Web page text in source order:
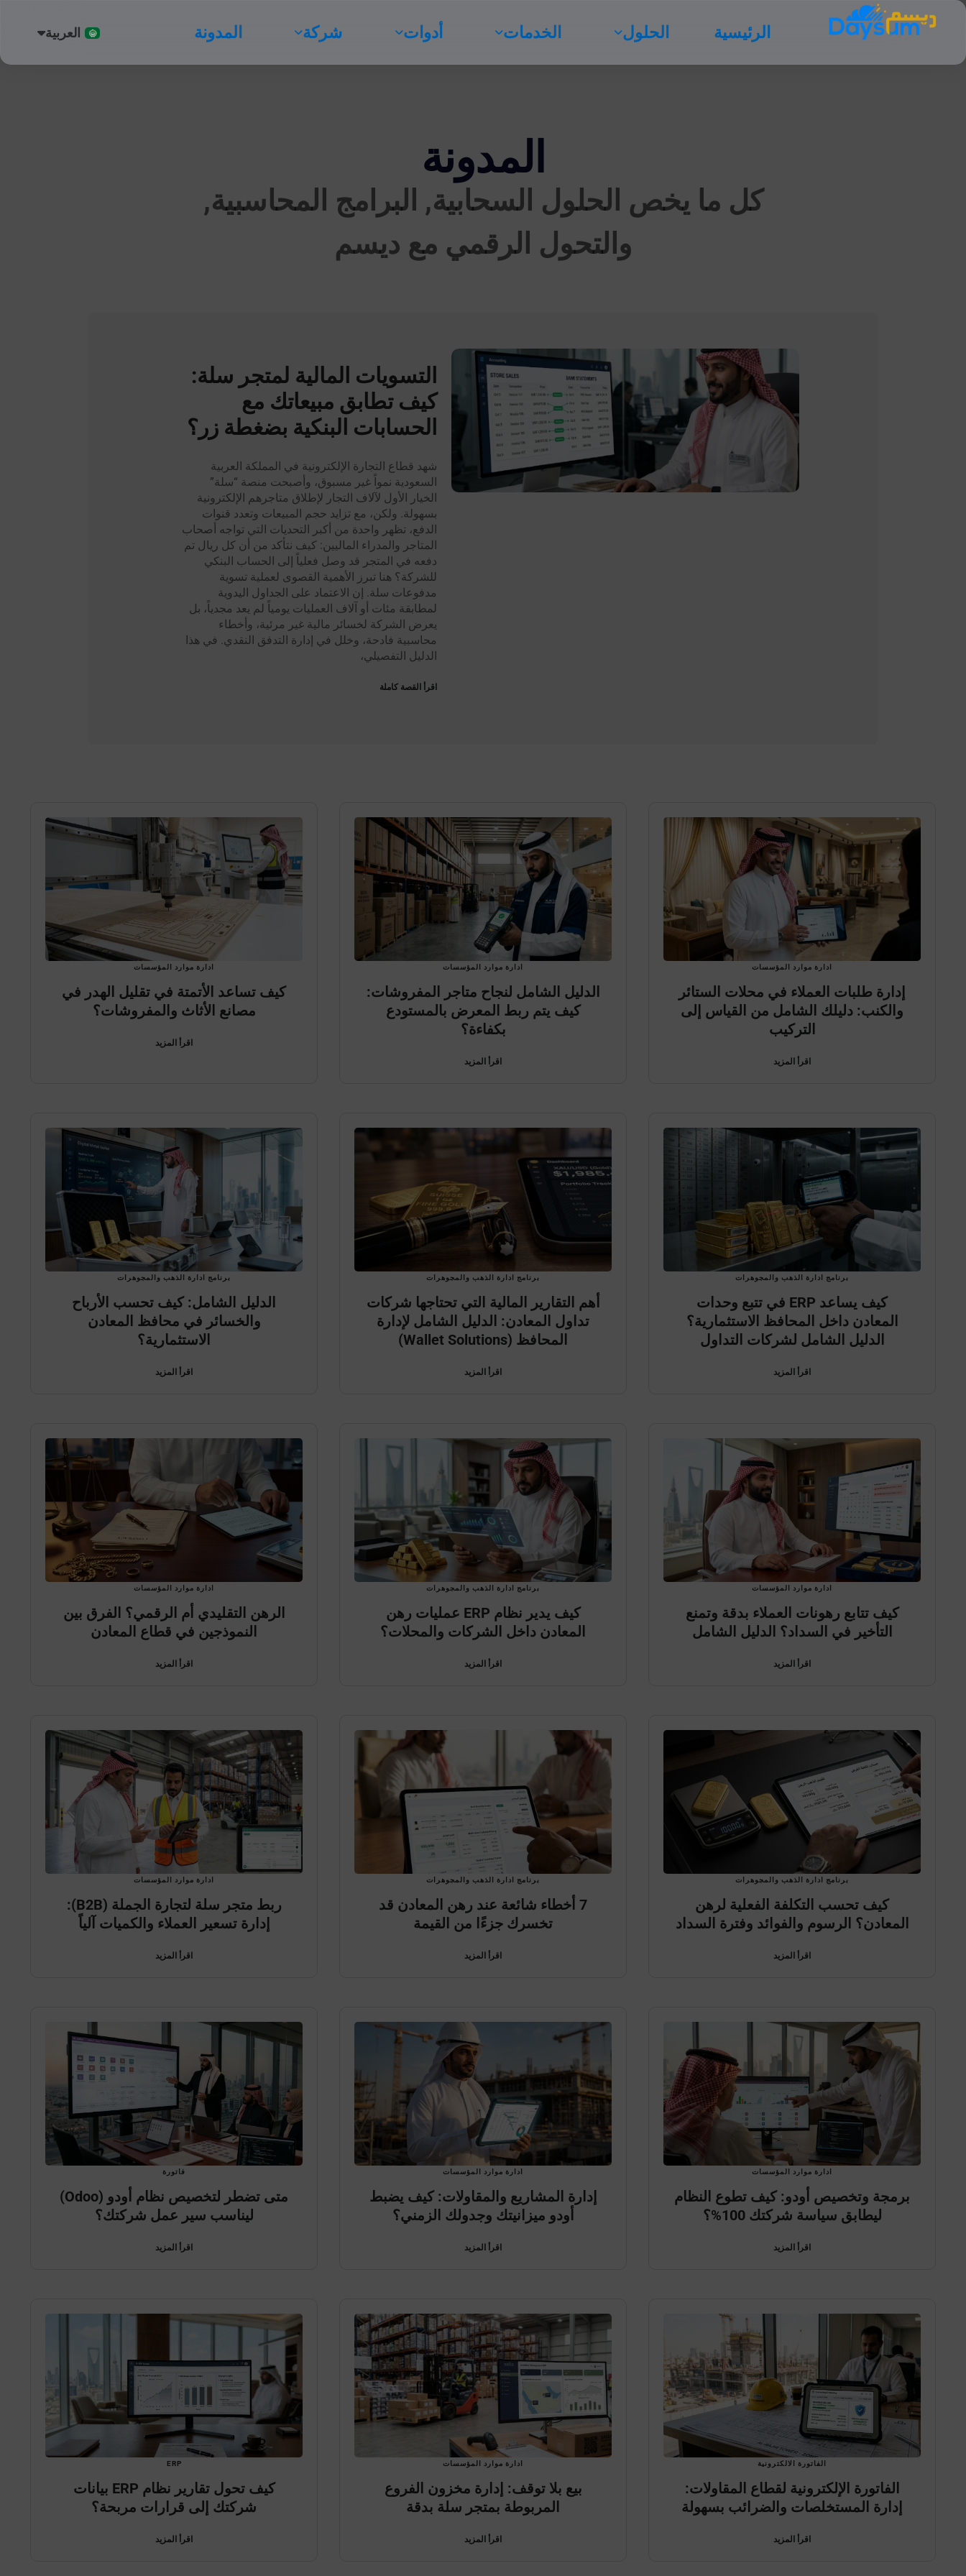
الرئيسية الحلول الخدمات أدوات شركة المدونة العربية
English
المدونة
كل ما يخص الحلول السحابية, البرامج المحاسبية,
والتحول الرقمي مع ديسم
التسويات المالية لمتجر سلة:
كيف تطابق مبيعاتك مع
الحسابات البنكية بضغطة زر؟
شهد قطاع التجارة الإلكترونية في المملكة العربية
السعودية نمواً غير مسبوق، وأصبحت منصة “سلة”
الخيار الأول لآلاف التجار لإطلاق متاجرهم الإلكترونية
بسهولة. ولكن، مع تزايد حجم المبيعات وتعدد قنوات
الدفع، تظهر واحدة من أكبر التحديات التي تواجه أصحاب
المتاجر والمدراء الماليين: كيف نتأكد من أن كل ريال تم
دفعه في المتجر قد وصل فعلياً إلى الحساب البنكي
للشركة؟ هنا تبرز الأهمية القصوى لعملية تسوية
مدفوعات سلة. إن الاعتماد على الجداول اليدوية
لمطابقة مئات أو آلاف العمليات يومياً لم يعد مجدياً، بل
يعرض الشركة لخسائر مالية غير مرئية، وأخطاء
محاسبية فادحة، وخلل في إدارة التدفق النقدي. في هذا
الدليل التفصيلي،
اقرأ القصة كاملة
ادارة موارد المؤسسات
إدارة طلبات العملاء في محلات الستائر
والكنب: دليلك الشامل من القياس إلى
التركيب
اقرأ المزيد
ادارة موارد المؤسسات
الدليل الشامل لنجاح متاجر المفروشات:
كيف يتم ربط المعرض بالمستودع
بكفاءة؟
اقرأ المزيد
ادارة موارد المؤسسات
كيف تساعد الأتمتة في تقليل الهدر في
مصانع الأثاث والمفروشات؟
اقرأ المزيد
برنامج ادارة الذهب والمجوهرات
كيف يساعد ERP في تتبع وحدات
المعادن داخل المحافظ الاستثمارية؟
الدليل الشامل لشركات التداول
اقرأ المزيد
برنامج ادارة الذهب والمجوهرات
أهم التقارير المالية التي تحتاجها شركات
تداول المعادن: الدليل الشامل لإدارة
المحافظ (Wallet Solutions)
اقرأ المزيد
برنامج ادارة الذهب والمجوهرات
الدليل الشامل: كيف تحسب الأرباح
والخسائر في محافظ المعادن
الاستثمارية؟
اقرأ المزيد
ادارة موارد المؤسسات
كيف تتابع رهونات العملاء بدقة وتمنع
التأخير في السداد؟ الدليل الشامل
اقرأ المزيد
برنامج ادارة الذهب والمجوهرات
كيف يدير نظام ERP عمليات رهن
المعادن داخل الشركات والمحلات؟
اقرأ المزيد
ادارة موارد المؤسسات
الرهن التقليدي أم الرقمي؟ الفرق بين
النموذجين في قطاع المعادن
اقرأ المزيد
برنامج ادارة الذهب والمجوهرات
كيف تحسب التكلفة الفعلية لرهن
المعادن؟ الرسوم والفوائد وفترة السداد
اقرأ المزيد
برنامج ادارة الذهب والمجوهرات
7 أخطاء شائعة عند رهن المعادن قد
تخسرك جزءًا من القيمة
اقرأ المزيد
ادارة موارد المؤسسات
ربط متجر سلة لتجارة الجملة (B2B):
إدارة تسعير العملاء والكميات آلياً
اقرأ المزيد
ادارة موارد المؤسسات
برمجة وتخصيص أودو: كيف تطوع النظام
ليطابق سياسة شركتك 100%؟
اقرأ المزيد
ادارة موارد المؤسسات
إدارة المشاريع والمقاولات: كيف يضبط
أودو ميزانيتك وجدولك الزمني؟
اقرأ المزيد
فاتورة
متى تضطر لتخصيص نظام أودو (Odoo)
ليناسب سير عمل شركتك؟
اقرأ المزيد
الفاتورة الالكترونية
الفاتورة الإلكترونية لقطاع المقاولات:
إدارة المستخلصات والضرائب بسهولة
اقرأ المزيد
ادارة موارد المؤسسات
بيع بلا توقف: إدارة مخزون الفروع
المربوطة بمتجر سلة بدقة
اقرأ المزيد
ERP
كيف تحول تقارير نظام ERP بيانات
شركتك إلى قرارات مربحة؟
اقرأ المزيد